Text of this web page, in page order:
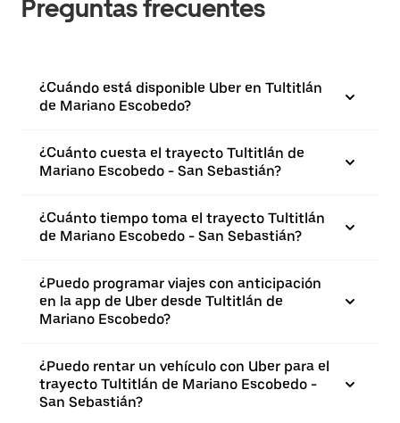
Preguntas frecuentes
¿Cuándo está disponible Uber en Tultitlán
de Mariano Escobedo?
¿Cuánto cuesta el trayecto Tultitlán de
Mariano Escobedo - San Sebastián?
¿Cuánto tiempo toma el trayecto Tultitlán
de Mariano Escobedo - San Sebastián?
¿Puedo programar viajes con anticipación
en la app de Uber desde Tultitlán de
Mariano Escobedo?
¿Puedo rentar un vehículo con Uber para el
trayecto Tultitlán de Mariano Escobedo -
San Sebastián?